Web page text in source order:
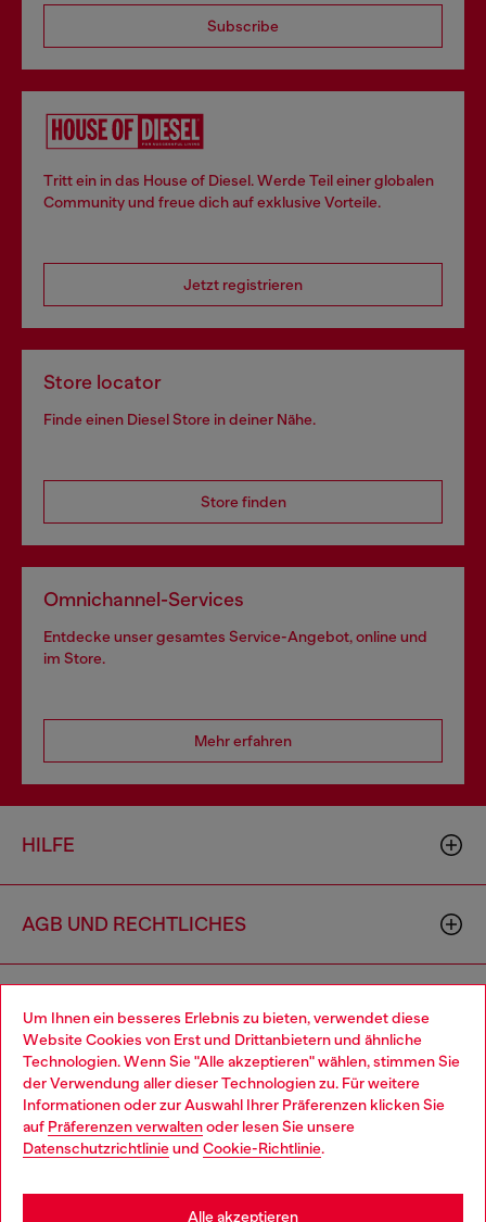
Um Ihnen ein besseres Erlebnis zu bieten, verwendet diese
Website Cookies von Erst und Drittanbietern und ähnliche
Technologien. Wenn Sie "Alle akzeptieren" wählen, stimmen Sie
der Verwendung aller dieser Technologien zu. Für weitere
Informationen oder zur Auswahl Ihrer Präferenzen klicken Sie
auf Präferenzen verwaltenoder lesen Sie unsere
Datenschutzrichtlinieund Cookie-Richtlinie.
Alle akzeptieren
Subscribe
Tritt ein in das House of Diesel. Werde Teil einer globalen
Community und freue dich auf exklusive Vorteile.
Jetzt registrieren
Store locator
Finde einen Diesel Store in deiner Nähe.
Store finden
Omnichannel-Services
Entdecke unser gesamtes Service-Angebot, online und
im Store.
Mehr erfahren
HILFE
AGB UND RECHTLICHES
CORPORATE
Choose your location
You are currently browsing Schweiz website, but it seems you
may be based in United States